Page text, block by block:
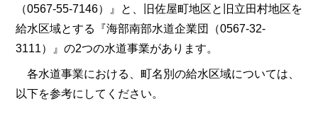
（0567-55-7146）』と、旧佐屋町地区と旧立田村地区を
給水区域とする『海部南部水道企業団（0567-32-
3111）』の2つの水道事業があります。
各水道事業における、町名別の給水区域については、
以下を参考にしてください。